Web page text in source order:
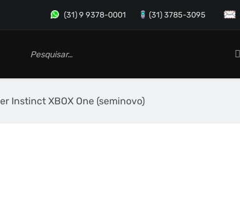
(31) 9 9378-0001 (31) 3785-3095
Instinct XBOX One (seminovo)